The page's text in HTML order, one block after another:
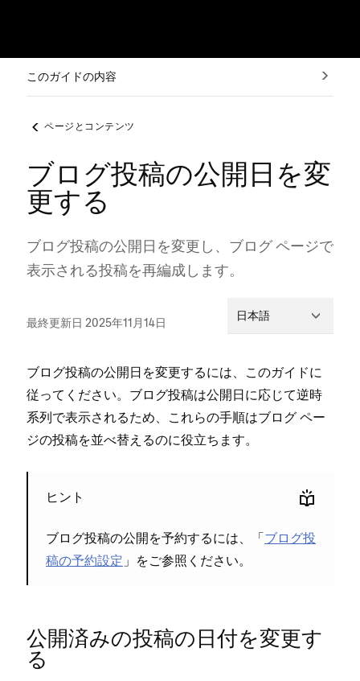
このガイドの内容
ページとコンテンツ
ブログ投稿の公開日を変
更する
ブログ投稿の公開日を変更し⁠、ブログ ペ⁠ージで
表示される投稿を再編成します⁠。
最終更新日 2025年11月14日 日本語
ブログ投稿の公開日を変更するには⁠、このガイドに
従⁠ってください⁠。ブログ投稿は公開日に応じて逆時
系列で表示されるため⁠、これらの手順はブログ ペ⁠ー
ジの投稿を並べ替えるのに役立ちます⁠。
ヒント
ブログ投稿の公開を予約するには⁠、「⁠ブログ投
稿の予約設定 ⁠」をご参照ください⁠。
公開済みの投稿の日付を変更す
る